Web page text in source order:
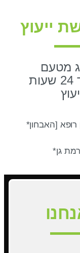
ייעוץ
מטעם
המרפאה יחזור אליך תוך 24 שעות
*ההתאמה להשתלה, תלויה באבחון רופא [האבחון